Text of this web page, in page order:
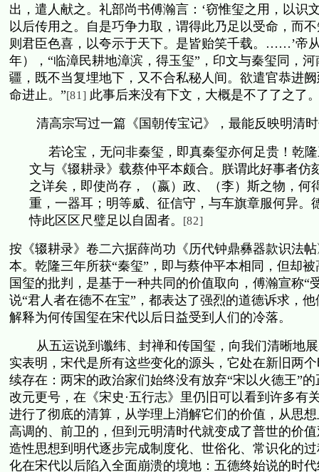
出，遣人献之。礼部尚书傅瀚言：‘窃惟玺之用，以
以后传用之。自是巧争力取，谓得此乃足以受命，而
则君臣色喜，以夸示于天下。是皆贻笑千载。……’帝
年），“临漳民耕地漳滨，得玉玺”，印文与秦玺同，
疆，既不当复埋地下，又不合私秘人间。欲遣官恭进
命进止。”[81] 此事后来没有下文，大概是不了了之了
清高宗写过一篇《国朝传宝记》，最能反映明清
若论宝，无问非秦玺，即真秦玺亦何足贵！乾
文与《辍耕录》载蔡仲平本颇合。朕谓此好事者
之详矣，即使尚存，（嬴）政、（李）斯之物，
重，一器耳；明等威、征信守，与车旗章服何异
恃此区区尺璧足以自固者。
[82]
按《辍耕录》卷二六据薛尚功《历代钟鼎彝器款识法
本。乾隆三年所获“秦玺”，即与蔡仲平本相同，但却
国玺的批判，是基于一种共同的价值取向，傅瀚宣称“
说“君人者在德不在宝”，都表达了强烈的道德诉求，
解释为何传国玺在宋代以后日益受到人们的冷落。
从五运说到谶纬、封禅和传国玺，向我们清晰地
实表明，宋代是所有这些变化的源头，它处在新旧两
续存在：两宋的政治家们始终没有放弃“宋以火德王”
改元更号，在《宋史·五行志》里仍旧可以看到许多
进行了彻底的清算，从学理上消解它们的价值，从思
高调的、前卫的，但到元明清时代就变成了普世的价
造性思想到明代逐步完成制度化、世俗化、常识化的
化在宋代以后陷入全面崩溃的境地：五德终始说的时